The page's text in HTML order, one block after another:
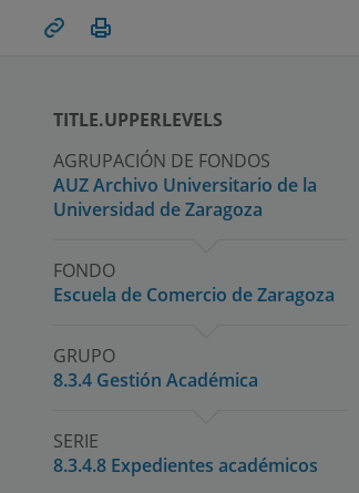
enlace.permanente
TITLE.UPPERLEVELS
AGRUPACIÓN DE FONDOS
AUZ Archivo Universitario de la
Universidad de Zaragoza
FONDO
Escuela de Comercio de Zaragoza
GRUPO
8.3.4 Gestión Académica
SERIE
8.3.4.8 Expedientes académicos